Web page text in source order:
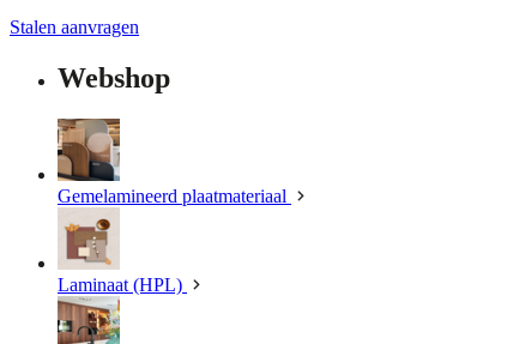
Stalen aanvragen
Webshop
Gemelamineerd plaatmateriaal
Laminaat (HPL)